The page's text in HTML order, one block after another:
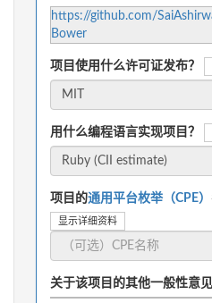
https://github.com/
Bower
项目使用什么许可证发布？
用什么编程语言实现项目？
项目的通用平台枚举（CPE）
显示详细资料
关于该项目的其他一般性意见